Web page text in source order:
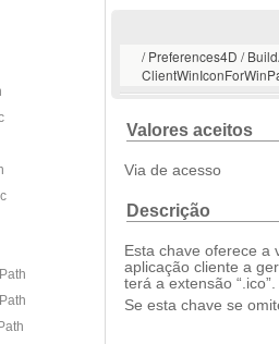
/ Preferences4D /
Valores aceitos
Via de acesso
Descrição
Esta chave oferece a
aplicação cliente a
terá a extensão “.ico”.
Se esta chave se